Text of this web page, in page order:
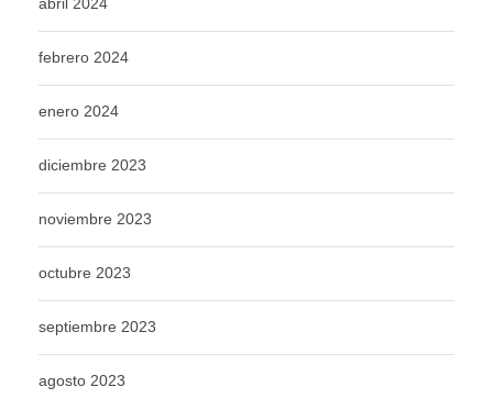
febrero 2024
enero 2024
diciembre 2023
noviembre 2023
octubre 2023
septiembre 2023
agosto 2023